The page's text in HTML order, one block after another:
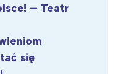
– Teatr
się